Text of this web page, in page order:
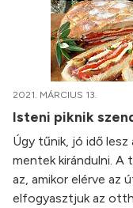
2021. MÁRCIUS 13.
Isteni piknik
Úgy tűnik, jó idő
mentek kirándulni.
az, amikor elérve az
elfogyasztjuk az